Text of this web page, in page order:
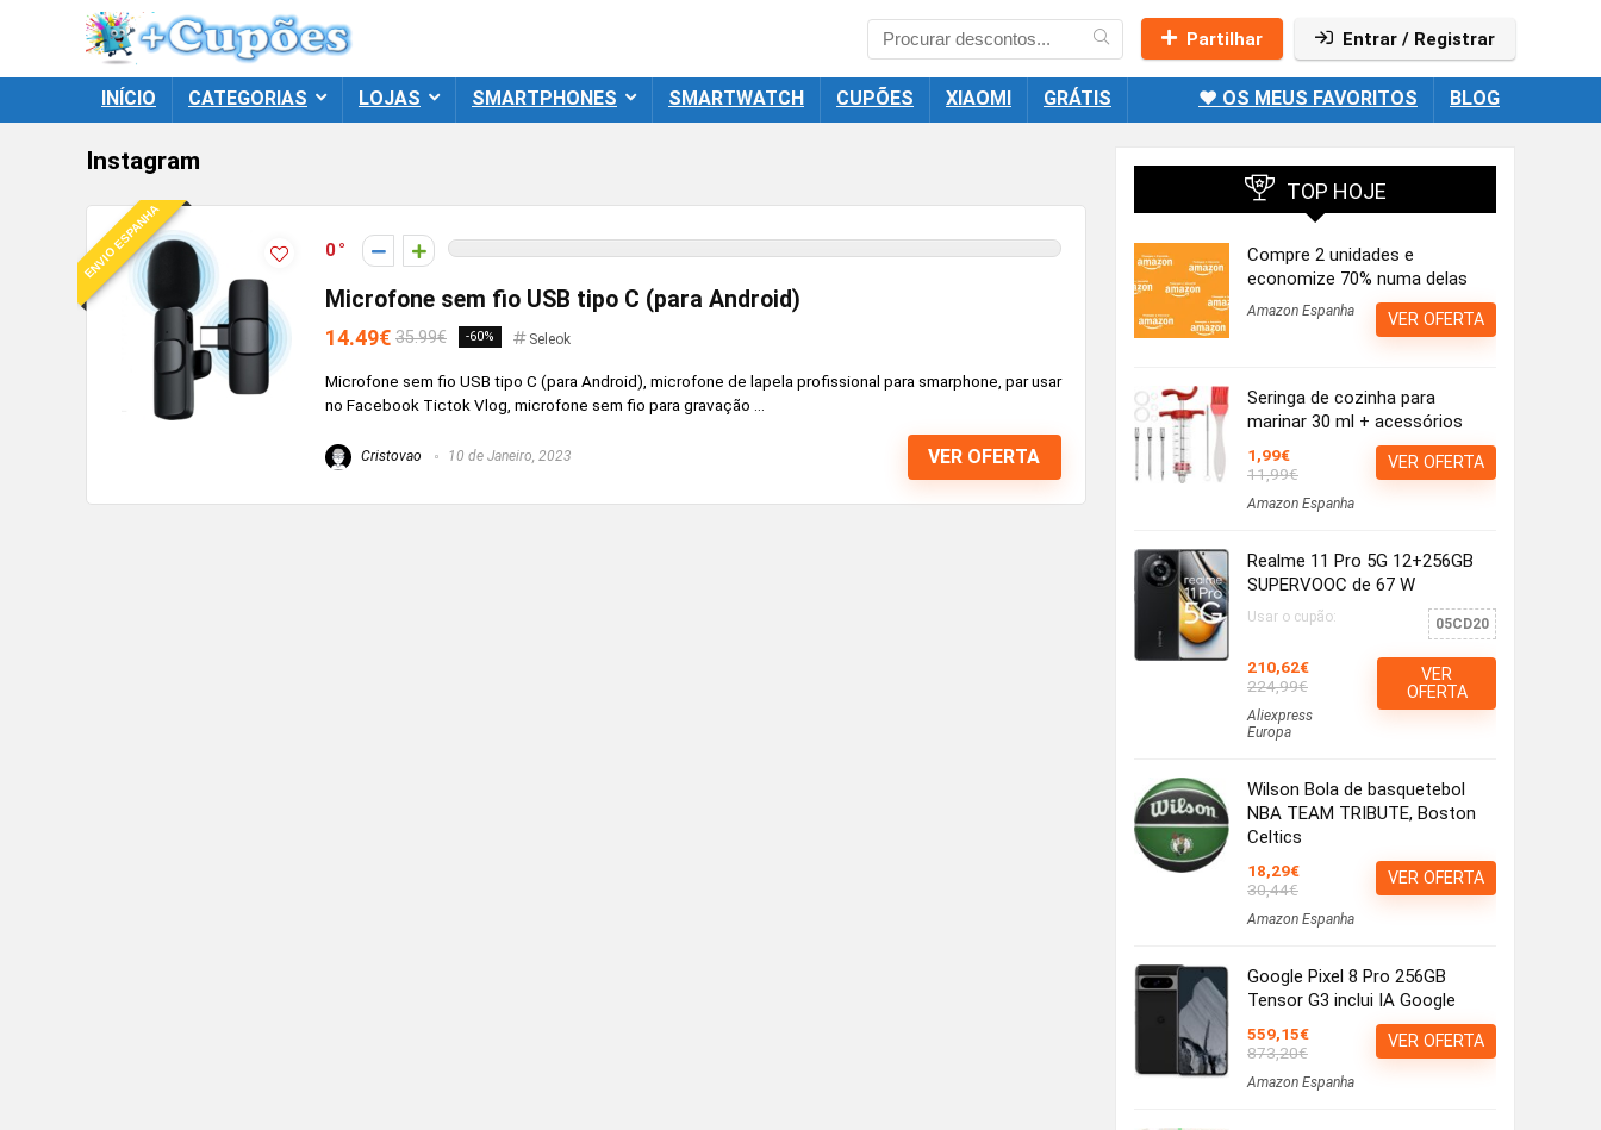
Partilhar Entrar / Registrar
INÍCIO CATEGORIAS LOJAS SMARTPHONES SMARTWATCH CUPÕES XIAOMI GRÁTIS ❤️ OS MEUS FAVORITOS BLOG
Instagram
ENVIO ESPANHA 0
Microfone sem fio USB tipo C (para Android)
14.49€ 35.99€ -60% Seleok
Microfone sem fio USB tipo C (para Android), microfone de lapela profissional para smarphone, par usar
no Facebook Tictok Vlog, microfone sem fio para gravação ...
Cristovao 10 de Janeiro, 2023 VER OFERTA
TOP HOJE
Compre 2 unidades e
economize 70% numa delas
Amazon Espanha VER OFERTA
Seringa de cozinha para
marinar 30 ml + acessórios
1,99€
11,99€
Amazon Espanha
VER OFERTA
Realme 11 Pro 5G 12+256GB
SUPERVOOC de 67 W
Usar o cupão: 05CD20
210,62€
224,99€
Aliexpress
Europa
VER
OFERTA
Wilson Bola de basquetebol
NBA TEAM TRIBUTE, Boston
Celtics
18,29€
30,44€
Amazon Espanha
VER OFERTA
Google Pixel 8 Pro 256GB
Tensor G3 inclui IA Google
559,15€
873,20€
Amazon Espanha
VER OFERTA